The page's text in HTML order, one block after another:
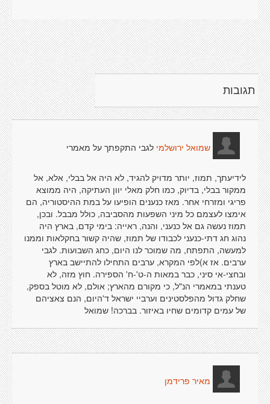
תגובות
שמואל ירושלמי לגבי התקפתך על מאמרי
לידיעתך, תמוז, יותר מדויק להגיד, לא היה אל בבלי, אלא, אל
ממקור בבלי, בדיוק, כמו חלק מאלי יוון העתיקה, היה ממוצא
פריגי ומזרחי אחר. מאז כנענים הופיעו על במת ההיסטוריה, הם
אימצו לעצמם כל מיני השפעות מהסביבה, כולל מבבל. ובכן,
תמוז נעשה גם אל כנעני, והנה, ראייה: בימי קדם, בארץ היה
נהוג חג דתי-כנעני לכבודו של תמוז, שהיה קשור בחקלאות וממנו
למעשה, התפתח, מה שמוכר לנו היום, כחג השבועות. לגבי
ערבים. אז א)לפי המקרא, ערבים התחילו להתיישב בארץ
ובחצי-אי סיני, כבר במאות ה-ט'-ח' הספירה. חוץ מזה, לא
טענתי במאמרי הנ"ל, כי מקורם מהארץ; אולם, לא מוטל בספק,
שחלק גדול מהפלסטינים וערביי ישראל ד'היום, הנם צאציהם
של עמים קדומים שחיו באיזור. בברכה! שמואל
מאיר פרידמן